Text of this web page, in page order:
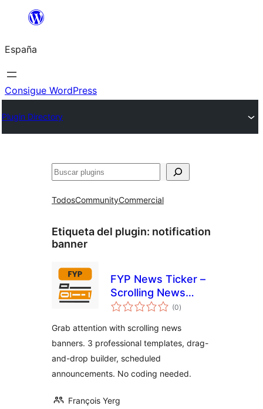
Saltar
contenido
España
Consigue WordPress
Plugin Directory
Buscar
TodosCommunityCommercial
Etiqueta del plugin: notification
banner
FYP News Ticker –
Scrolling News
Banner &
for WordPress
(0valoraciones
en
)
Grab attention with scrolling news
banners. 3 professional templates, drag-
and-drop builder, scheduled
announcements. No coding needed.
François Yerg